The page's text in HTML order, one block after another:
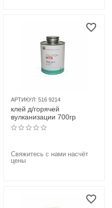
АРТИКУЛ: 516 9214
клей д/горячей
вулканизации 700гр
Свяжитесь с нами насчёт
цены